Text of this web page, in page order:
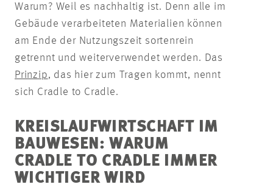
Warum? Weil es nachhaltig ist. Denn alle im
Gebäude verarbeiteten Materialien können
am Ende der Nutzungszeit sortenrein
getrennt und weiterverwendet werden. Das
Prinzip, das hier zum Tragen kommt, nennt
sich Cradle to Cradle.
KREISLAUFWIRTSCHAFT IM
BAUWESEN: WARUM
CRADLE TO CRADLE IMMER
WICHTIGER WIRD